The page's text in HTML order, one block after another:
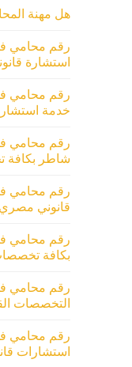
هل مهنة
رقم محامي
استشارة
رقم محامي
خدمة
رقم محامي
شاطر بكافة
رقم محامي
قانوني
رقم محامي
بكافة
رقم محامي
التخصصات
رقم محامي
استشارات